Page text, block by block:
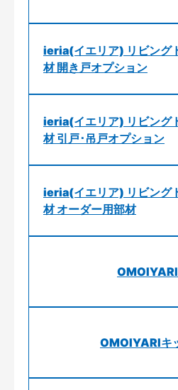
ieria(イエリア) リビング
材 開き戸オプション
ieria(イエリア) リビング
材 引戸･吊戸オプション
ieria(イエリア) リビング
材 オーダー用部材
OMOIYARIキ